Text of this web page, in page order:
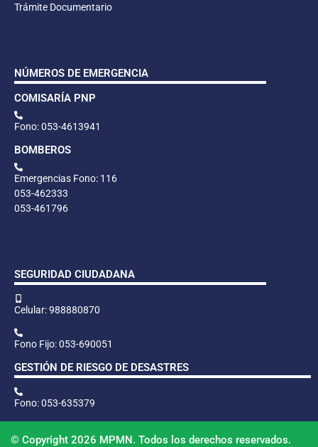
Trámite Documentario
NÚMEROS DE EMERGENCIA
COMISARÍA PNP
Fono: 053-4613941
BOMBEROS
Emergencias Fono: 116
053-462333
053-461796
SEGURIDAD CIUDADANA
Celular: 988880870
Fono Fijo: 053-690051
GESTIÓN DE RIESGO DE DESASTRES
Fono: 053-635379
© Copyright 2026 MPMN. Todos los derechos reservados.